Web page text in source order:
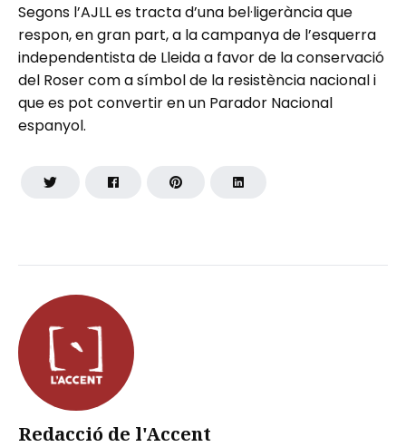
Redacció de l'Accent
Segons l’AJLL es tracta d’una bel·ligerància que
respon, en gran part, a la campanya de l’esquerra
independentista de Lleida a favor de la conservació
del Roser com a símbol de la resistència nacional i
que es pot convertir en un Parador Nacional
espanyol.